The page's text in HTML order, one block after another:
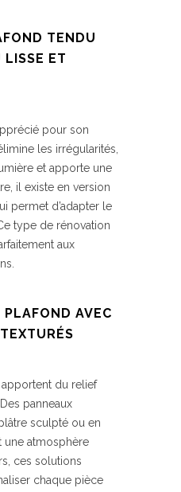
TENDU
LISSE ET
pour son
les irrégularités,
et apporte une
il existe en version
permet d’adapter le
type de rénovation
aux
PLAFOND AVEC
apportent du relief
panneaux
sculpté ou en
une atmosphère
ces solutions
chaque pièce